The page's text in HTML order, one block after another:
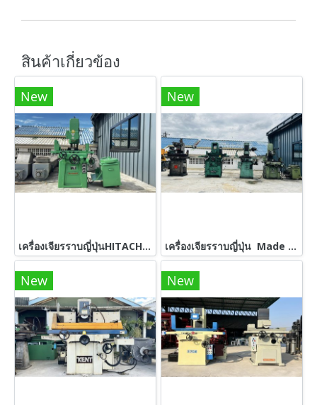
สินค้าเกี่ยวข้อง
New
เครื่องเจียรราบญี่ปุ่นHITACHI JAPAN ขนาดแม่เหล็ก 120 x 250 mm เดินออโต้ได้ 380V
New
เครื่องเจียรราบญี่ปุ่น Made in JAPAN 380V
New New